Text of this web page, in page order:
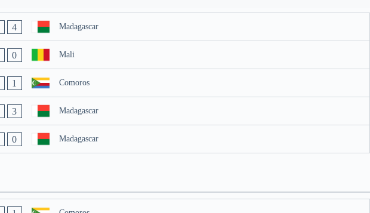
4 Madagascar
0 Mali
1 Comoros
3 Madagascar
0 Madagascar